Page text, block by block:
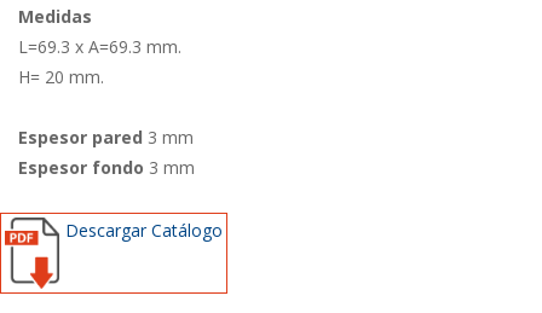
Medidas
L=69.3 x A=69.3 mm.
H= 20 mm.
Espesor pared 3 mm
Espesor fondo 3 mm
Descargar Catálogo